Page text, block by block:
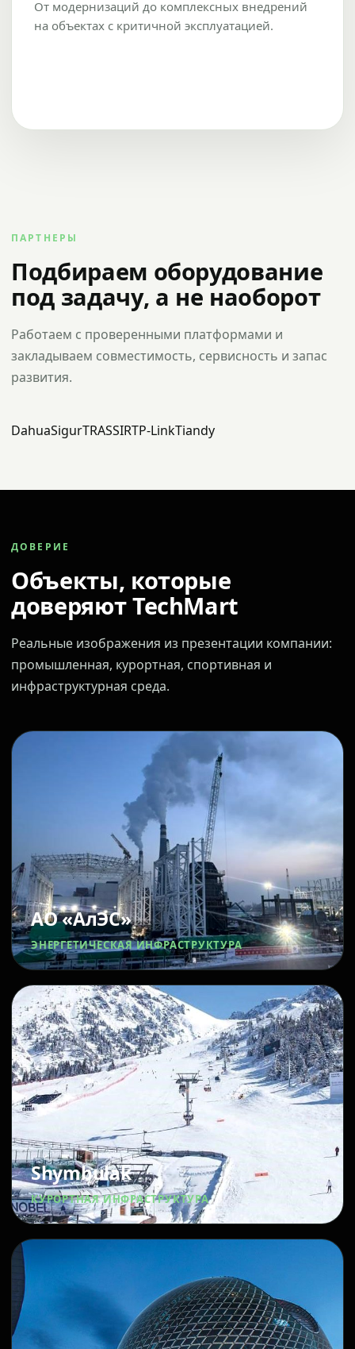
От модернизаций до комплексных внедрений
на объектах с критичной эксплуатацией.
ПАРТНЕРЫ
Подбираем оборудование
под задачу, а не наоборот
Работаем с проверенными платформами и
закладываем совместимость, сервисность и запас
развития.
DahuaSigurTRASSIRTP-LinkTiandy
ДОВЕРИЕ
Объекты, которые
доверяют TechMart
Реальные изображения из презентации компании:
промышленная, курортная, спортивная и
инфраструктурная среда.
АО «АлЭС»
ЭНЕРГЕТИЧЕСКАЯ ИНФРАСТРУКТУРА
Shymbulak
КУРОРТНАЯ ИНФРАСТРУКТУРА